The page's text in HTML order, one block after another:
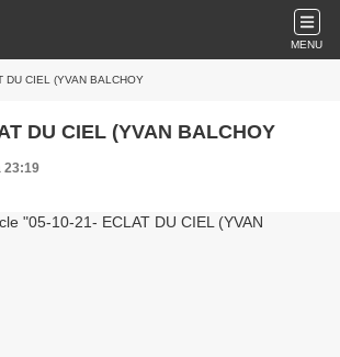
MENU
DU CIEL (YVAN BALCHOY
DU CIEL (YVAN BALCHOY
23:19